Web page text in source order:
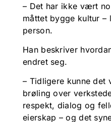
– Det har ikke vært
måttet bygge kultur
person.
Han beskriver
endret seg.
– Tidligere kunne
brøling over
respekt, dialog og
eierskap – og det